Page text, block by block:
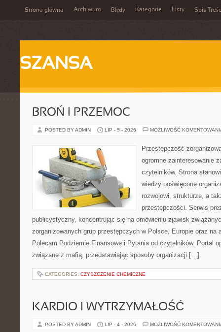
Strona główna Archiwum Błędy Kategorie Listy Spis
SZANSA
BROŃ I PRZEMOC
POSTED BY ADMIN LIP - 5 - 2026 MOŻLIWOŚĆ
Przestępczość
ogromne zainteresowanie
czytelników. Strona
wiedzy poświęcone
rozwojowi, strukturze, a
przestępczości. Serwis
publicystyczny, koncentrując się na omówieniu zjawisk
zorganizowanych grup przestępczych w Polsce, Europie oraz na
Polecam Podziemie Finansowe i Pytania od czytelników. Portal
związane z mafią, przedstawiając sposoby organizacji […]
CATEGORIES: CZYSZCZENIE CHEMICZNE
KARDIO I WYTRZYMAŁOŚĆ
POSTED BY ADMIN LIP - 4 - 2026 MOŻLIWOŚĆ